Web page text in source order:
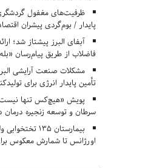
ظرفیت‌های مغفول
پایدار / بوم‌گردی پیشران
فاضلاب از طریق پیام‌رسان
مشکلات صنعت آرایشی
تأمین پایدار انرژی برای
پویش «هیچ‌کس تنها
سرطان و توسعه زنجیره
بیمارستان ۱۳۵
اورژانس تا شمارش معکوس